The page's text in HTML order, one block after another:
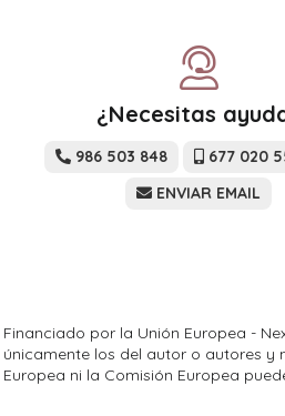
¿Necesitas
986 503 848
677 020
ENVIAR EMAIL
Financiado por la Unión Europea -
únicamente los del autor o autores y
Europea ni la Comisión Europea